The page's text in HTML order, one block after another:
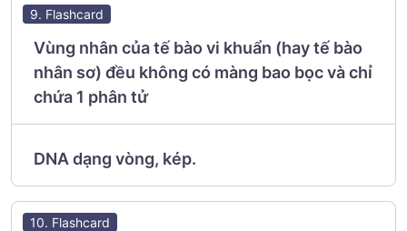
9. Flashcard
Vùng nhân của tế bào vi khuẩn (hay tế bào
nhân sơ) đều không có màng bao bọc và chỉ
chứa 1 phân tử
DNA dạng vòng, kép.
10. Flashcard